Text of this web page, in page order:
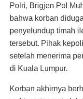
Polri, Brigjen Pol
bahwa korban
penyelundup timah
tersebut. Pihak
setelah menerima
di Kuala Lumpur.
Korban akhirnya